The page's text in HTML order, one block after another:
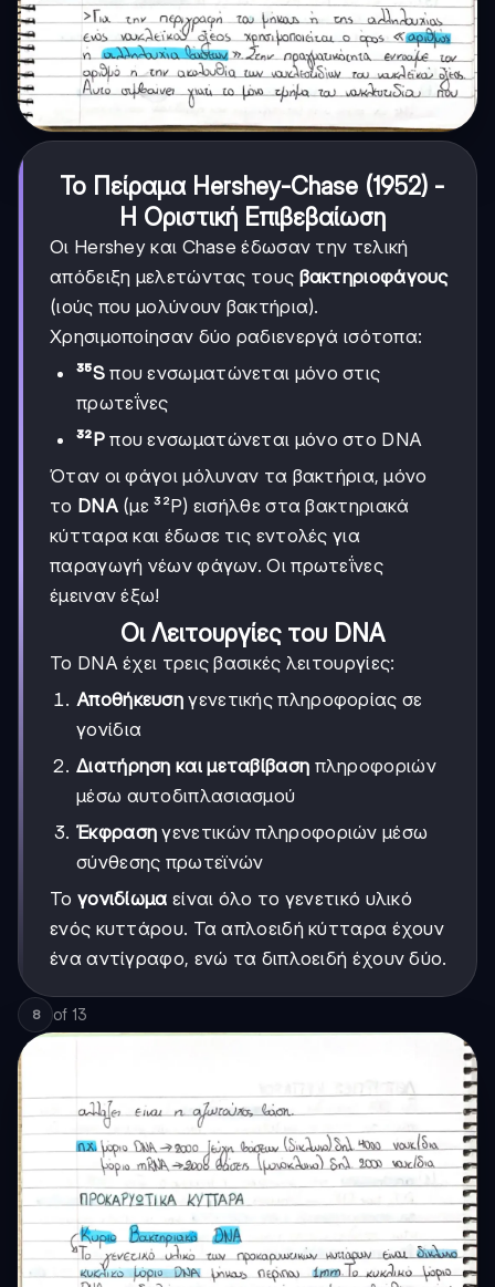
Το Πείραμα Hershey-Chase (1952) -
Η Οριστική Επιβεβαίωση
Οι Hershey και Chase έδωσαν την τελική
απόδειξη μελετώντας τους βακτηριοφάγους
(ιούς που μολύνουν βακτήρια).
Χρησιμοποίησαν δύο ραδιενεργά ισότοπα:
³⁵Sπου ενσωματώνεται μόνο στις
πρωτεΐνες
³²Pπου ενσωματώνεται μόνο στο DNA
Όταν οι φάγοι μόλυναν τα βακτήρια, μόνο
το DNA(με ³²P) εισήλθε στα βακτηριακά
κύτταρα και έδωσε τις εντολές για
παραγωγή νέων φάγων. Οι πρωτεΐνες
έμειναν έξω!
Οι Λειτουργίες του DNA
Το DNA έχει τρεις βασικές λειτουργίες:
Αποθήκευση γενετικής πληροφορίας σε
γονίδια
Διατήρηση και μεταβίβαση πληροφοριών
μέσω αυτοδιπλασιασμού
Έκφραση γενετικών πληροφοριών μέσω
σύνθεσης πρωτεϊνών
Το γονιδίωμα είναι όλο το γενετικό υλικό
ενός κυττάρου. Τα απλοειδή κύτταρα έχουν
ένα αντίγραφο, ενώ τα διπλοειδή έχουν δύο.
8 of 13